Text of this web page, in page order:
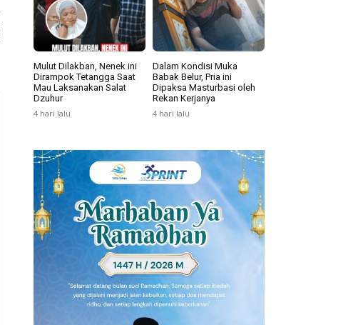
Mulut Dilakban, Nenek ini
Dirampok Tetangga Saat
Mau Laksanakan Salat
Dzuhur
4 hari lalu
Dalam Kondisi Muka
Babak Belur, Pria ini
Dipaksa Masturbasi oleh
Rekan Kerjanya
4 hari lalu